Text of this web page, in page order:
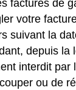
factures de
votre
suivant la
depuis la
interdit par
ou de